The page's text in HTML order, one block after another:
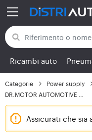
Torna alle
Ricambi auto
Categorie Power supply
Assicurati che sia